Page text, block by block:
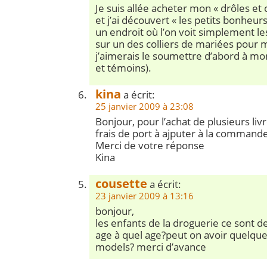
Je suis allée acheter mon « drôles
et j’ai découvert « les petits
un endroit où l’on voit simplement
sur un des colliers de mariées pour
j’aimerais le soumettre d’abord à
et témoins).
kina a écrit:
25 janvier 2009 à 23:08
Bonjour, pour l’achat de plusieurs
frais de port à ajputer à la
Merci de votre réponse
Kina
cousette a écrit:
23 janvier 2009 à 13:16
bonjour,
les enfants de la droguerie ce sont
age à quel age?peut on avoir
models? merci d’avance